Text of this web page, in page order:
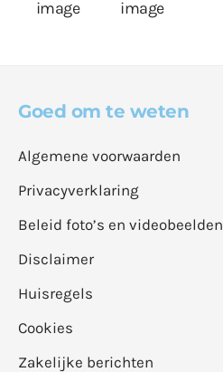
Goed om te weten
Algemene voorwaarden
Privacyverklaring
Beleid foto’s en videobeelden
Disclaimer
Huisregels
Cookies
Zakelijke berichten